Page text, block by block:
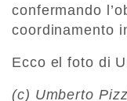
confermando
coordinamento
Ecco el foto di
(c) Umberto